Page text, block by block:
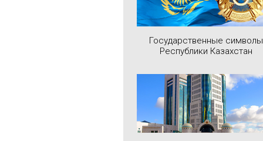
Государственные символы
Республики Казахстан